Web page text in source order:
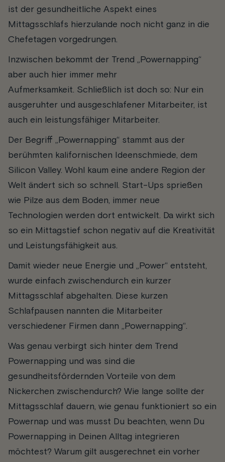
ist der gesundheitliche Aspekt eines
Mittagsschlafs hierzulande noch nicht ganz in die
Chefetagen vorgedrungen.
Inzwischen bekommt der Trend „Powernapping“
aber auch hier immer mehr
Aufmerksamkeit. Schließlich ist doch so: Nur ein
ausgeruhter und ausgeschlafener Mitarbeiter, ist
auch ein leistungsfähiger Mitarbeiter.
Der Begriff „Powernapping“ stammt aus der
berühmten kalifornischen Ideenschmiede, dem
Silicon Valley. Wohl kaum eine andere Region der
Welt ändert sich so schnell. Start-Ups sprießen
wie Pilze aus dem Boden, immer neue
Technologien werden dort entwickelt. Da wirkt sich
so ein Mittagstief schon negativ auf die Kreativität
und Leistungsfähigkeit aus.
Damit wieder neue Energie und „Power“ entsteht,
wurde einfach zwischendurch ein kurzer
Mittagsschlaf abgehalten. Diese kurzen
Schlafpausen nannten die Mitarbeiter
verschiedener Firmen dann „Powernapping“.
Was genau verbirgt sich hinter dem Trend
Powernapping und was sind die
gesundheitsfördernden Vorteile von dem
Nickerchen zwischendurch? Wie lange sollte der
Mittagsschlaf dauern, wie genau funktioniert so ein
Powernap und was musst Du beachten, wenn Du
Powernapping in Deinen Alltag integrieren
möchtest? Warum gilt ausgerechnet ein vorher